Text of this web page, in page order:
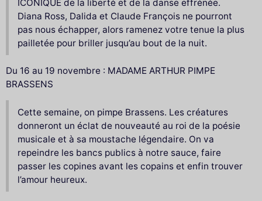
ICONIQUE de la liberté et de la danse effrénée.
Diana Ross, Dalida et Claude François ne pourront
pas nous échapper, alors ramenez votre tenue la plus
pailletée pour briller jusqu’au bout de la nuit.
Du 16 au 19 novembre : MADAME ARTHUR PIMPE
BRASSENS
Cette semaine, on pimpe Brassens. Les créatures
donneront un éclat de nouveauté au roi de la poésie
musicale et à sa moustache légendaire. On va
repeindre les bancs publics à notre sauce, faire
passer les copines avant les copains et enfin trouver
l’amour heureux.